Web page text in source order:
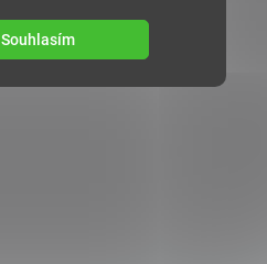
Souhlasím